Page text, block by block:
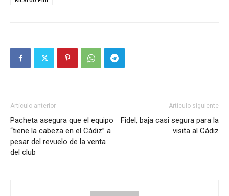
Artículo anterior
Pacheta asegura que el equipo
“tiene la cabeza en el Cádiz” a
pesar del revuelo de la venta
del club
Artículo siguiente
Fidel, baja casi segura para la
visita al Cádiz